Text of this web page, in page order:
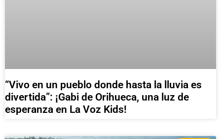
“Vivo en un pueblo donde hasta la lluvia es
divertida”: ¡Gabi de Orihueca, una luz de
esperanza en La Voz Kids!